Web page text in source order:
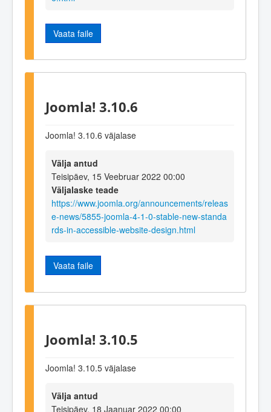
Vaata faile
Joomla! 3.10.6
Joomla! 3.10.6 väjalase
Välja antud
Teisipäev, 15 Veebruar 2022 00:00
Väljalaske teade
https://www.joomla.org/announcements/releas
e-news/5855-joomla-4-1-0-stable-new-standa
rds-in-accessible-website-design.html
Vaata faile
Joomla! 3.10.5
Joomla! 3.10.5 väjalase
Välja antud
Teisipäev, 18 Jaanuar 2022 00:00